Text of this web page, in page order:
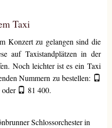
Taxi
Konzert zu gelangen sind die
auf Taxistandplätzen in der
Noch leichter ist es ein Taxi
Nummern zu bestellen:
oder 81 400.
Schlossorchester in